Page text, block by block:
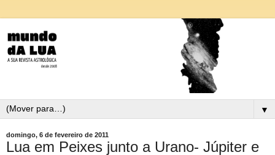
▼
domingo, 6 de fevereiro de 2011
Lua em Peixes junto a Urano- Júpiter e